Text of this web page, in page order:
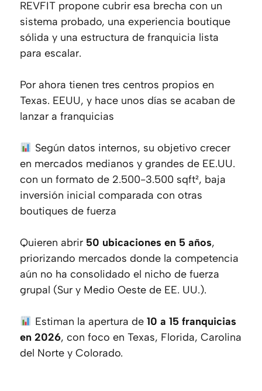
REVFIT propone cubrir esa brecha con un
sistema probado, una experiencia boutique
sólida y una estructura de franquicia lista
para escalar.
Por ahora tienen tres centros propios en
Texas. EEUU, y hace unos días se acaban de
lanzar a franquicias
Según datos internos, su objetivo crecer
en mercados medianos y grandes de EE.UU.
con un formato de 2.500-3.500 sqft², baja
inversión inicial comparada con otras
boutiques de fuerza
Quieren abrir 50 ubicaciones en 5 años,
priorizando mercados donde la competencia
aún no ha consolidado el nicho de fuerza
grupal (Sur y Medio Oeste de EE. UU.).
Estiman la apertura de 10 a 15 franquicias
en 2026, con foco en Texas, Florida, Carolina
del Norte y Colorado.